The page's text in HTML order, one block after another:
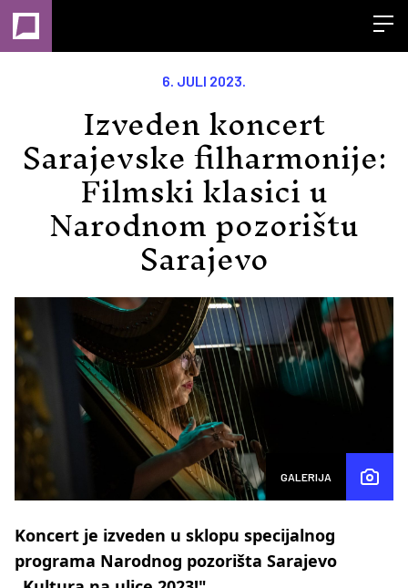
6. JULI 2023.
Izveden koncert
Sarajevske filharmonije:
Filmski klasici u
Narodnom pozorištu
Sarajevo
GALERIJA
Koncert je izveden u sklopu specijalnog
programa Narodnog pozorišta Sarajevo